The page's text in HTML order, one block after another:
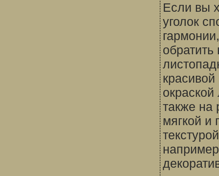
Если вы
уголок
также на
мягкой и